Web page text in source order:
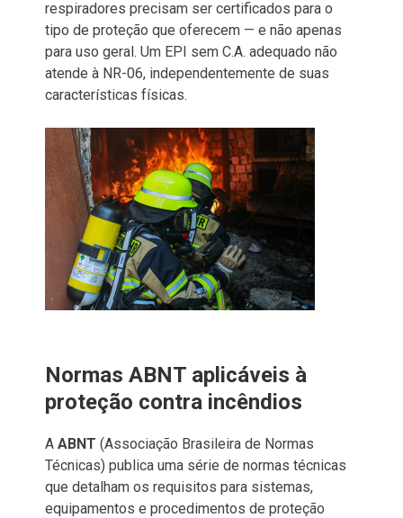
respiradores precisam ser certificados para o
tipo de proteção que oferecem — e não apenas
para uso geral. Um EPI sem C.A. adequado não
atende à NR-06, independentemente de suas
características físicas.
Normas ABNT aplicáveis à
proteção contra incêndios
A ABNT (Associação Brasileira de Normas
Técnicas) publica uma série de normas técnicas
que detalham os requisitos para sistemas,
equipamentos e procedimentos de proteção